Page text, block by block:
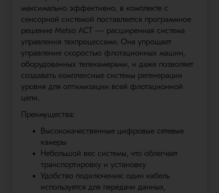
максимально эффективно, в комплекте с
сенсорной системой поставляется программное
решение Metso ACT — расширенная система
управления техпроцессами. Она упрощает
управление скоростью флотационных машин,
оборудованных телекамерами, и даже позволяет
создавать комплексные системы регенерации
уровня для оптимизации всей флотационной
цепи.
Преимущества:
Высококачественные цифровые сетевые
камеры
Небольшой вес системы, что облегчает
транспортировку и установку
Удобство подключения: один кабель
используется для передачи данных,